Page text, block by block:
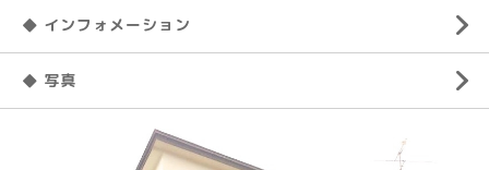
◆ インフォメーション
◆ 写真